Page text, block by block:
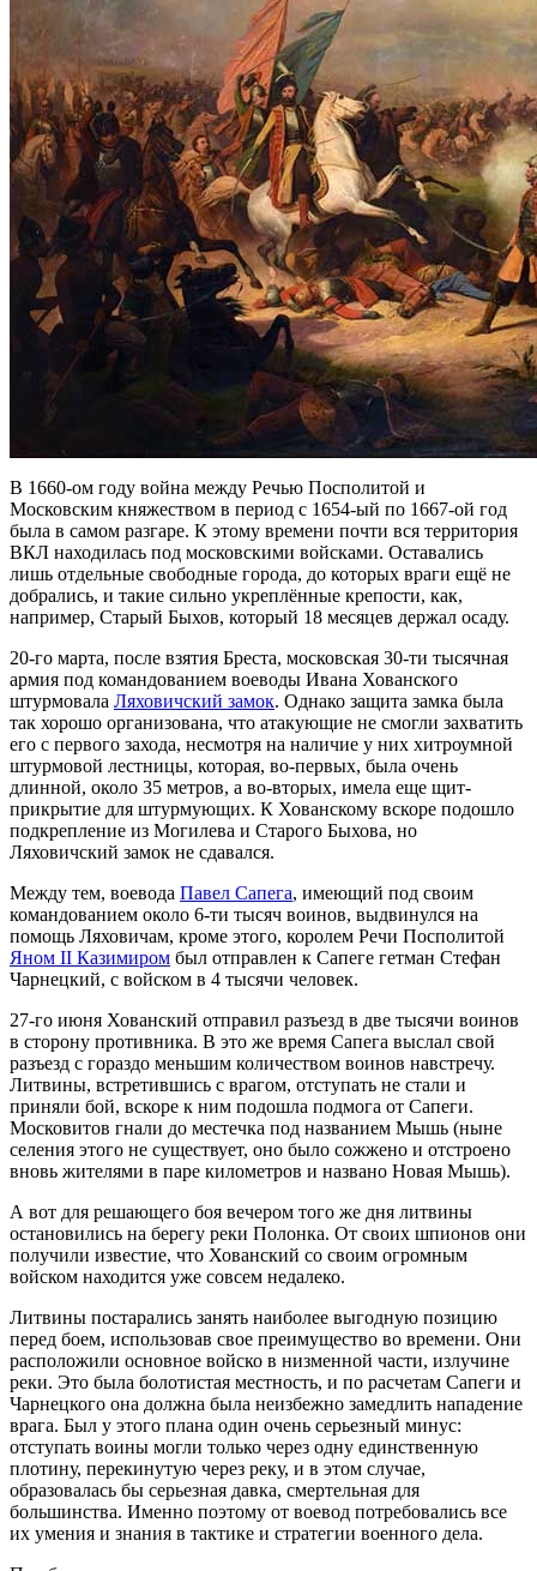
В 1660-ом году война между Речью Посполитой и
Московским княжеством в период с 1654-ый по 1667-ой год
была в самом разгаре. К этому времени почти вся территория
ВКЛ находилась под московскими войсками. Оставались
лишь отдельные свободные города, до которых враги ещё не
добрались, и такие сильно укреплённые крепости, как,
например, Старый Быхов, который 18 месяцев держал осаду.
20-го марта, после взятия Бреста, московская 30-ти тысячная
армия под командованием воеводы Ивана Хованского
штурмовала Ляховичский замок. Однако защита замка была
так хорошо организована, что атакующие не смогли захватить
его с первого захода, несмотря на наличие у них хитроумной
штурмовой лестницы, которая, во-первых, была очень
длинной, около 35 метров, а во-вторых, имела еще щит-
прикрытие для штурмующих. К Хованскому вскоре подошло
подкрепление из Могилева и Старого Быхова, но
Ляховичcкий замок не сдавался.
Между тем, воевода Павел Сапега, имеющий под своим
командованием около 6-ти тысяч воинов, выдвинулся на
помощь Ляховичам, кроме этого, королем Речи Посполитой
Яном II Казимиром был отправлен к Сапеге гетман Стефан
Чарнецкий, с войском в 4 тысячи человек.
27-го июня Хованский отправил разъезд в две тысячи воинов
в сторону противника. В это же время Сапега выслал свой
разъезд с гораздо меньшим количеством воинов навстречу.
Литвины, встретившись с врагом, отступать не стали и
приняли бой, вскоре к ним подошла подмога от Сапеги.
Московитов гнали до местечка под названием Мышь (ныне
селения этого не существует, оно было сожжено и отстроено
вновь жителями в паре километров и названо Новая Мышь).
А вот для решающего боя вечером того же дня литвины
остановились на берегу реки Полонка. От своих шпионов они
получили известие, что Хованский со своим огромным
войском находится уже совсем недалеко.
Литвины постарались занять наиболее выгодную позицию
перед боем, использовав свое преимущество во времени. Они
расположили основное войско в низменной части, излучине
реки. Это была болотистая местность, и по расчетам Сапеги и
Чарнецкого она должна была неизбежно замедлить нападение
врага. Был у этого плана один очень серьезный минус:
отступать воины могли только через одну единственную
плотину, перекинутую через реку, и в этом случае,
образовалась бы серьезная давка, смертельная для
большинства. Именно поэтому от воевод потребовались все
их умения и знания в тактике и стратегии военного дела.